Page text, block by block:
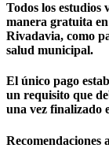
Todos los estudios
manera gratuita
Rivadavia, como
salud municipal.
El único pago
un requisito que
una vez finalizado
Recomendaciones